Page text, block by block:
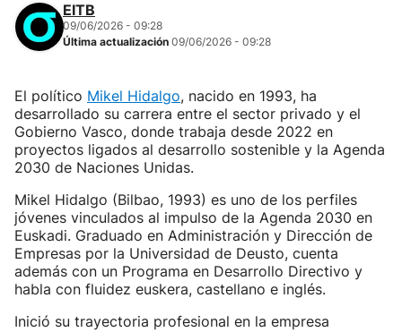
EITB
09/06/2026 - 09:28
Última actualización 09/06/2026 - 09:28
El político Mikel Hidalgo, nacido en 1993, ha
desarrollado su carrera entre el sector privado y el
Gobierno Vasco, donde trabaja desde 2022 en
proyectos ligados al desarrollo sostenible y la Agenda
2030 de Naciones Unidas.
Mikel Hidalgo (Bilbao, 1993) es uno de los perfiles
jóvenes vinculados al impulso de la Agenda 2030 en
Euskadi. Graduado en Administración y Dirección de
Empresas por la Universidad de Deusto, cuenta
además con un Programa en Desarrollo Directivo y
habla con fluidez euskera, castellano e inglés.
Inició su trayectoria profesional en la empresa